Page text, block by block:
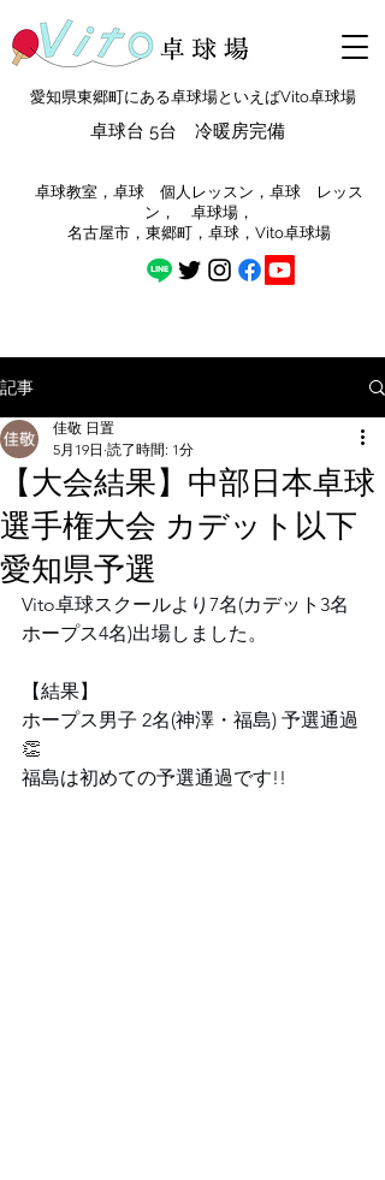
愛知県東郷町にある卓球場といえばVito卓球場
卓球台 5台 冷暖房完備
​卓球教室，卓球 個人レッスン，卓球 レッス
ン， 卓球場，
​名古屋市，東郷町，卓球，Vito卓球場
記事
【大会結果】中部日本卓球
選手権大会 カデット以下
愛知県予選
佳敬 日置
5月19日 読了時間: 1分
⁡Vito卓球スクールより7名(カデット3名
ホープス4名)⁡出場しました。⁡
⁡⁡【結果】⁡
⁡ホープス男子 2名(神澤・福島) 予選通過
👏⁡
⁡⁡⁡⁡福島は初めての予選通過です!!⁡